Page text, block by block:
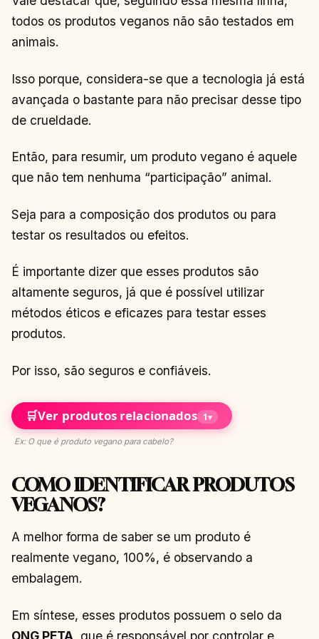
todos os produtos veganos não são testados em
animais.
Isso porque, considera-se que a tecnologia já está
avançada o bastante para não precisar desse tipo
de crueldade.
Então, para resumir, um produto vegano é aquele
que não tem nenhuma “participação” animal.
Seja para a composição dos produtos ou para
testar os resultados ou efeitos.
É importante dizer que esses produtos são
altamente seguros, já que é possível utilizar
métodos éticos e eficazes para testar esses
produtos.
Por isso, são seguros e confiáveis.
🛒Ver produtos relacionados 1▾
Ex: O que é produto vegano para cabelo?
COMO IDENTIFICAR PRODUTOS
VEGANOS?
A melhor forma de saber se um produto é
realmente vegano, 100%, é observando a
embalagem.
Em síntese, esses produtos possuem o selo da
ONG PETA , que é responsável por controlar e